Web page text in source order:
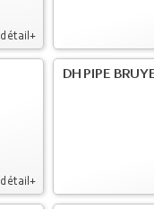
détail+
détail+
DH PIPE